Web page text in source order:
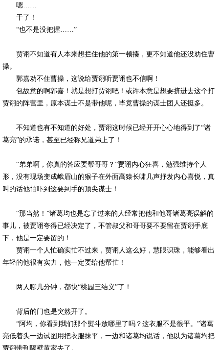
嗯……
干了！
“也不是没把握……”
贾诩不知道有人本来想拦住他的第一顿揍，更不知道他还没劝住曹
操。
郭嘉劝不住曹操，这说给贾诩听贾诩也不信啊！
包故意的啊郭嘉！就是想打贾诩吧！或许本意是想要挤进去这个打
贾诩的阵营里，原本谋士不是带他呢，毕竟曹操的谋士团人还挺多。
不知道也有不知道的好处，贾诩这时候已经开开心心地得到了“诸
葛亮”的承诺，甚至已经称兄道弟上了！
“弟弟啊，你真的答应要帮哥哥？”贾诩内心狂喜，勉强维持个人
形，没有现场变成峨眉山的猴子在外面高猿长啸几声抒发内心喜悦，真
叫的话他怕吓到这要到手的顶尖谋士！
“那当然！”诸葛均也是忘了过来的人经常把他和他哥诸葛亮误解的
事儿，被贾诩夸得已经决定了，不管叔父和哥哥要不要留在贾诩手底
下，他是一定要留的！
贾诩一个人忙确实忙不过来，贾诩人这么好，慧眼识珠，能够看出
年轻的他很有实力，他一定要给他帮忙！
两人聊几分钟，都快“桃园三结义”了！
背后的门也是突然开了。
“阿均，你看到我们那个熨斗放哪里了吗？这衣服不是很平。”诸葛
亮低着头一边试图用把衣服抹平，一边和诸葛均说话，他以为诸葛均把
贾诩带到隔壁黄家去了。